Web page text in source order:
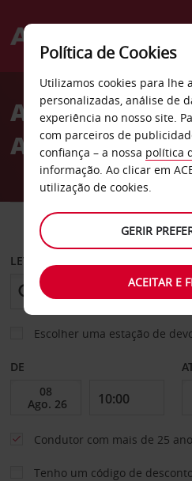
Welcome
AvisAluguer de
Aeroporto de
CARRO
LEVANTAR EM
Escolher uma estação de
DE
Condutor com mais de 25
Tenho um código de
Política de Cookies
Utilizamos cookies para lhe
personalizadas, análise de
experiência no nosso site.
com parceiros de
confiança – a nossa política
informação. Ao clicar em
utilização de cookies.
GERIR
ACEITAR E